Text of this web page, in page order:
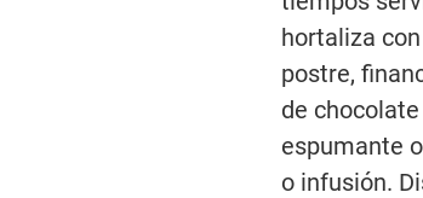
hortaliza
postre,
de
espumante
o infusión.